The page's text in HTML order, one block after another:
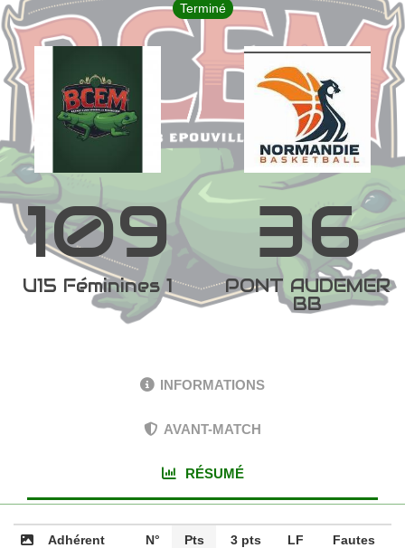
Terminé
109 36
U15 Féminines 1 PONT AUDEMER
BB
INFORMATIONS
AVANT-MATCH
RÉSUMÉ
Adhérent N° Pts 3 pts LF Fautes